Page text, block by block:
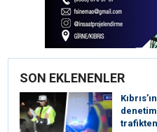
SON EKLENENLER